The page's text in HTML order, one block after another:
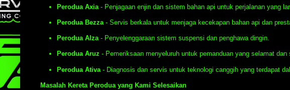
Perodua Axia - Penjagaan enjin dan sistem bahan api untuk perjalanan yang
Perodua Bezza- Servis berkala untuk menjaga kecekapan bahan api dan
Perodua Alza- Penyelenggaraan sistem suspensi dan penghawa dingin.
Perodua Aruz - Pemeriksaan menyeluruh untuk pemanduan yang selamat dan
Perodua Ativa - Diagnosis dan servis untuk teknologi canggih yang terdapat
Masalah Kereta Perodua yang Kami Selesaikan